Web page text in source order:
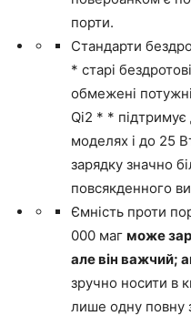
порти.
Стандарти
* старі
обмежені
Qi2 * * підтримує
моделях і до 25
зарядку значно
повсякденного
Ємність проти
000 маг може
але він важчий;
зручно носити в
лише одну повну